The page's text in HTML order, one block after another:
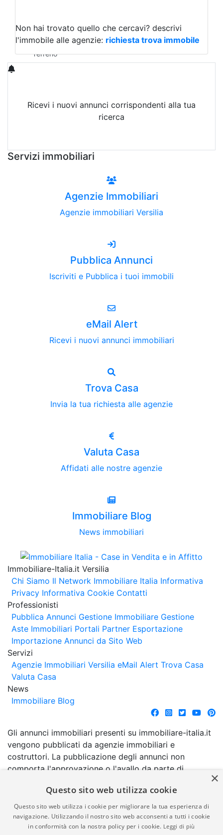
Qualsiasi
Terreno edificabile
Terreno
Non hai trovato quello che cercavi? descrivi
l'immobile alle agenzie: richiesta trova immobile
Ricevi i nuovi annunci corrispondenti alla tua
ricerca
Servizi immobiliari
Agenzie Immobiliari
Agenzie immobiliari Versilia
Pubblica Annunci
Iscriviti e Pubblica i tuoi immobili
eMail Alert
Ricevi i nuovi annunci immobiliari
Trova Casa
Invia la tua richiesta alle agenzie
Valuta Casa
Affidati alle nostre agenzie
Immobiliare Blog
News immobiliari
Immobiliare-Italia.it Versilia
Chi Siamo Il Network Immobiliare Italia Informativa
Privacy Informativa Cookie Contatti
Professionisti
Pubblica Annunci Gestione Immobiliare Gestione
Aste Immobiliari Portali Partner Esportazione
Importazione Annunci da Sito Web
Servizi
Agenzie Immobiliari Versilia eMail Alert Trova Casa
Valuta Casa
News
Immobiliare Blog
Gli annunci immobiliari presenti su immobiliare-italia.it
vengono pubblicati da agenzie immobiliari e
costruttori. La pubblicazione degli annunci non
comporta l'approvazione o l'avallo da parte di
garanzia da parte di quest'ultima. immobiliare-italia.it
quindi non è responsabile della veridicità, della
correttezza, della completezza, della normativa in
materia di privacy e/o di alcun altro aspetto dei
×
Questo sito web utilizza cookie
Questo sito web utilizza i cookie per migliorare la tua esperienza di
navigazione. Utilizzando il nostro sito web acconsenti a tutti i cookie
in conformità con la nostra policy per i cookie. Leggi di più